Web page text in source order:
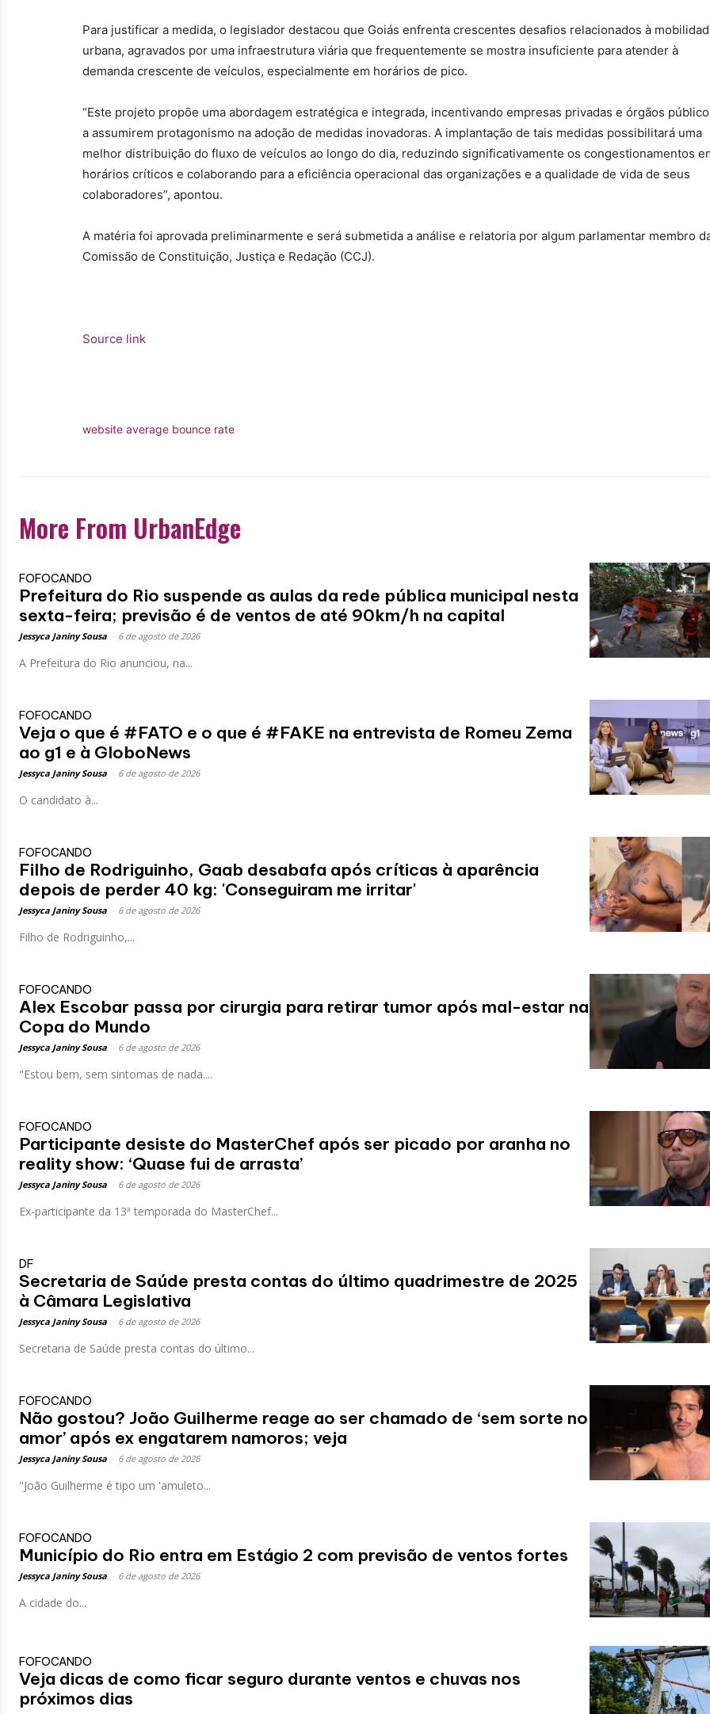
Para justificar a medida, o legislador destacou que Goiás enfrenta crescentes desafios relacionados à
urbana, agravados por uma infraestrutura viária que frequentemente se mostra insuficiente para atender à
demanda crescente de veículos, especialmente em horários de pico.
“Este projeto propõe uma abordagem estratégica e integrada, incentivando empresas privadas e órgãos
a assumirem protagonismo na adoção de medidas inovadoras. A implantação de tais medidas possibilitará uma
melhor distribuição do fluxo de veículos ao longo do dia, reduzindo significativamente os congestionamentos
horários críticos e colaborando para a eficiência operacional das organizações e a qualidade de vida de seus
colaboradores”, apontou.
A matéria foi aprovada preliminarmente e será submetida a análise e relatoria por algum parlamentar membro
Comissão de Constituição, Justiça e Redação (CCJ).
Source link
website average bounce rate
More From UrbanEdge
FOFOCANDO
Prefeitura do Rio suspende as aulas da rede pública municipal nesta
sexta-feira; previsão é de ventos de até 90km/h na capital
Jessyca Janiny Sousa 6 de agosto de 2026
A Prefeitura do Rio anunciou, na...
FOFOCANDO
Veja o que é #FATO e o que é #FAKE na entrevista de Romeu Zema
ao g1 e à GloboNews
Jessyca Janiny Sousa 6 de agosto de 2026
O candidato à...
FOFOCANDO
Filho de Rodriguinho, Gaab desabafa após críticas à aparência
depois de perder 40 kg: 'Conseguiram me irritar'
Jessyca Janiny Sousa 6 de agosto de 2026
Filho de Rodriguinho,...
FOFOCANDO
Alex Escobar passa por cirurgia para retirar tumor após mal-estar na
Copa do Mundo
Jessyca Janiny Sousa 6 de agosto de 2026
"Estou bem, sem sintomas de nada....
FOFOCANDO
Participante desiste do MasterChef após ser picado por aranha no
reality show: ‘Quase fui de arrasta’
Jessyca Janiny Sousa 6 de agosto de 2026
Ex-participante da 13ª temporada do MasterChef...
DF
Secretaria de Saúde presta contas do último quadrimestre de 2025
à Câmara Legislativa
Jessyca Janiny Sousa 6 de agosto de 2026
Secretaria de Saúde presta contas do último...
FOFOCANDO
Não gostou? João Guilherme reage ao ser chamado de ‘sem sorte no
amor’ após ex engatarem namoros; veja
Jessyca Janiny Sousa 6 de agosto de 2026
"João Guilherme é tipo um 'amuleto...
FOFOCANDO
Município do Rio entra em Estágio 2 com previsão de ventos fortes
Jessyca Janiny Sousa 6 de agosto de 2026
A cidade do...
FOFOCANDO
Veja dicas de como ficar seguro durante ventos e chuvas nos
próximos dias